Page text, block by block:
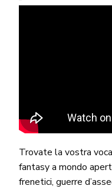
Trovate la vostra
fantasy a mondo
frenetici, guerre